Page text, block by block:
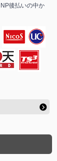
後払いの中か